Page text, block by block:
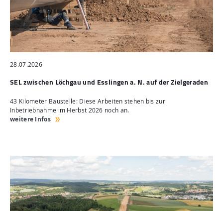
28.07.2026
SEL zwischen Löchgau und Esslingen a. N. auf der Zielgeraden
43 Kilometer Baustelle: Diese Arbeiten stehen bis zur
Inbetriebnahme im Herbst 2026 noch an.
weitere Infos